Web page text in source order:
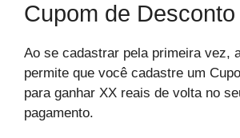
Cupom de Desconto
Ao se cadastrar pela primeira vez,
permite que você cadastre um
para ganhar XX reais de volta no
pagamento.